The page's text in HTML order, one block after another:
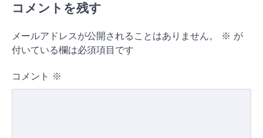
コメントを残す
メールアドレスが公開されることはありません。 ※ が
付いている欄は必須項目です
コメント ※